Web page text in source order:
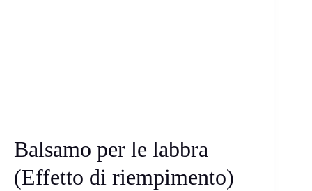
Balsamo per le labbra
(Effetto di riempimento)